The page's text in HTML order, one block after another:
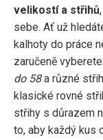
velikostí a střihů
sebe. Ať už
kalhoty do práce
zaručeně
do 58a různé
klasické rovné
střihy s důrazem
to, aby každý kus